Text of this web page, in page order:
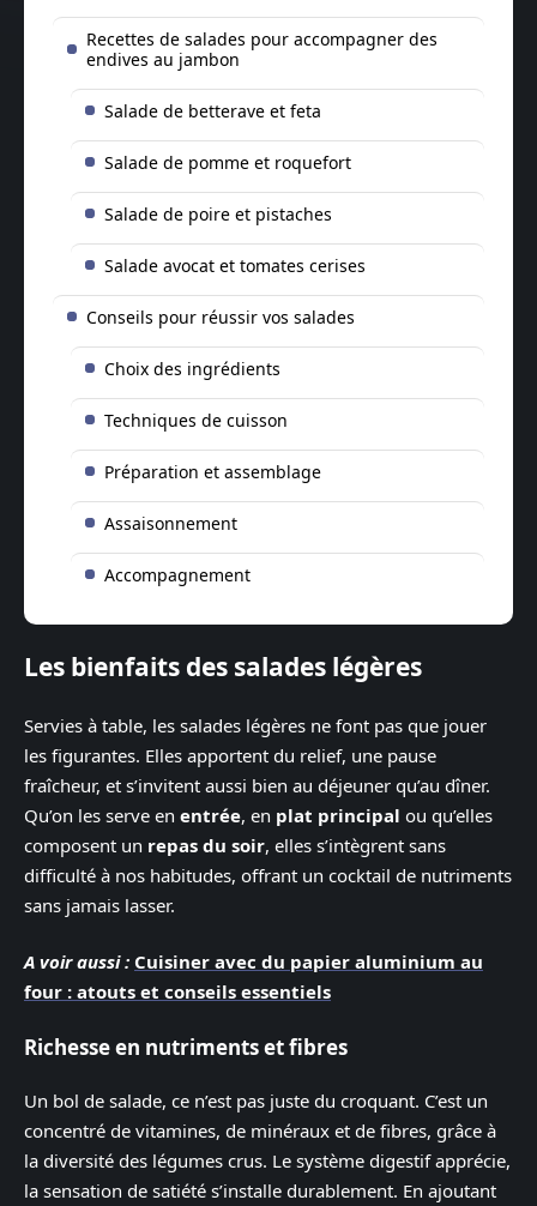
Recettes de salades pour accompagner des
endives au jambon
Salade de betterave et feta
Salade de pomme et roquefort
Salade de poire et pistaches
Salade avocat et tomates cerises
Conseils pour réussir vos salades
Choix des ingrédients
Techniques de cuisson
Préparation et assemblage
Assaisonnement
Accompagnement
Les bienfaits des salades légères
Servies à table, les salades légères ne font pas que jouer
les figurantes. Elles apportent du relief, une pause
fraîcheur, et s’invitent aussi bien au déjeuner qu’au dîner.
Qu’on les serve en entrée, en plat principal ou qu’elles
composent un repas du soir, elles s’intègrent sans
difficulté à nos habitudes, offrant un cocktail de nutriments
sans jamais lasser.
A voir aussi : Cuisiner avec du papier aluminium au
four : atouts et conseils essentiels
Richesse en nutriments et fibres
Un bol de salade, ce n’est pas juste du croquant. C’est un
concentré de vitamines, de minéraux et de fibres, grâce à
la diversité des légumes crus. Le système digestif apprécie,
la sensation de satiété s’installe durablement. En ajoutant